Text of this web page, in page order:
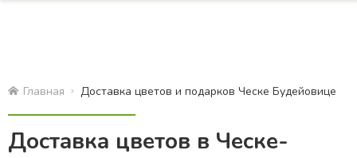
Главная Доставка цветов и подарков Ческе Будейовице
Доставка цветов в Ческе-